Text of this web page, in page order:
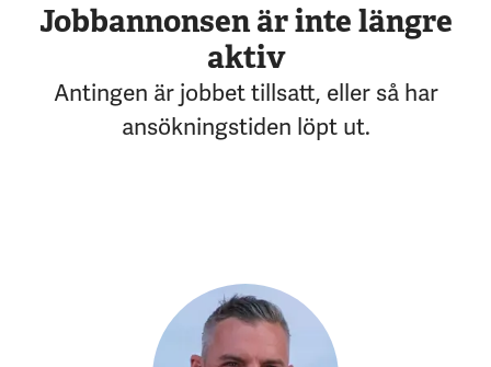
Jobbannonsen är inte längre
aktiv
Antingen är jobbet tillsatt, eller så har
ansökningstiden löpt ut.